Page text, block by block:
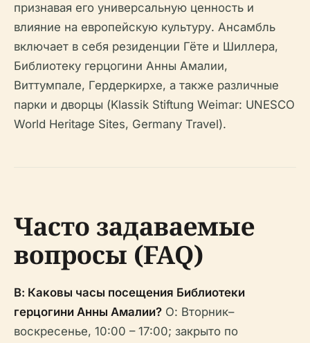
признавая его универсальную ценность и
влияние на европейскую культуру. Ансамбль
включает в себя резиденции Гёте и Шиллера,
Библиотеку герцогини Анны Амалии,
Виттумпале, Гердеркирхе, а также различные
парки и дворцы (Klassik Stiftung Weimar: UNESCO
World Heritage Sites, Germany Travel).
Часто задаваемые
вопросы (FAQ)
В: Каковы часы посещения Библиотеки
герцогини Анны Амалии? О: Вторник–
воскресенье, 10:00 – 17:00; закрыто по